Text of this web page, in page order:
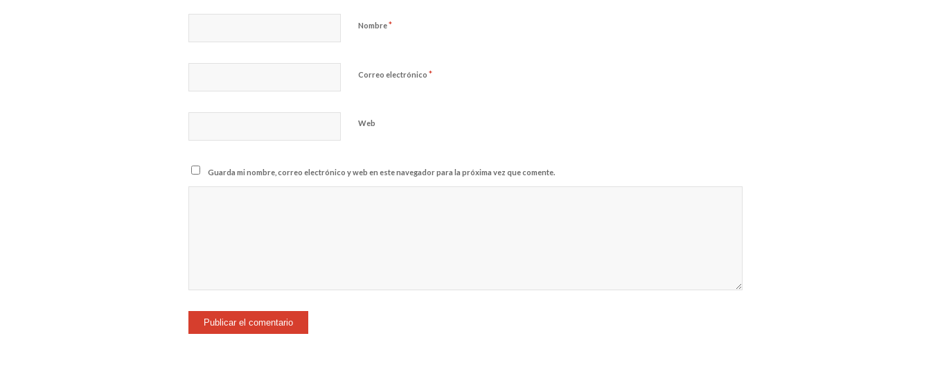
Nombre*
Correo electrónico *
Web
Guarda mi nombre, correo electrónico y web en este navegador para la próxima vez que comente.